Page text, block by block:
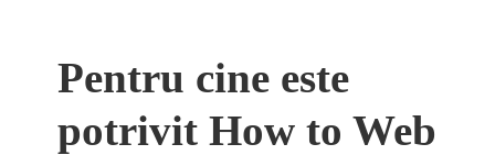
Pentru cine este
potrivit How to Web